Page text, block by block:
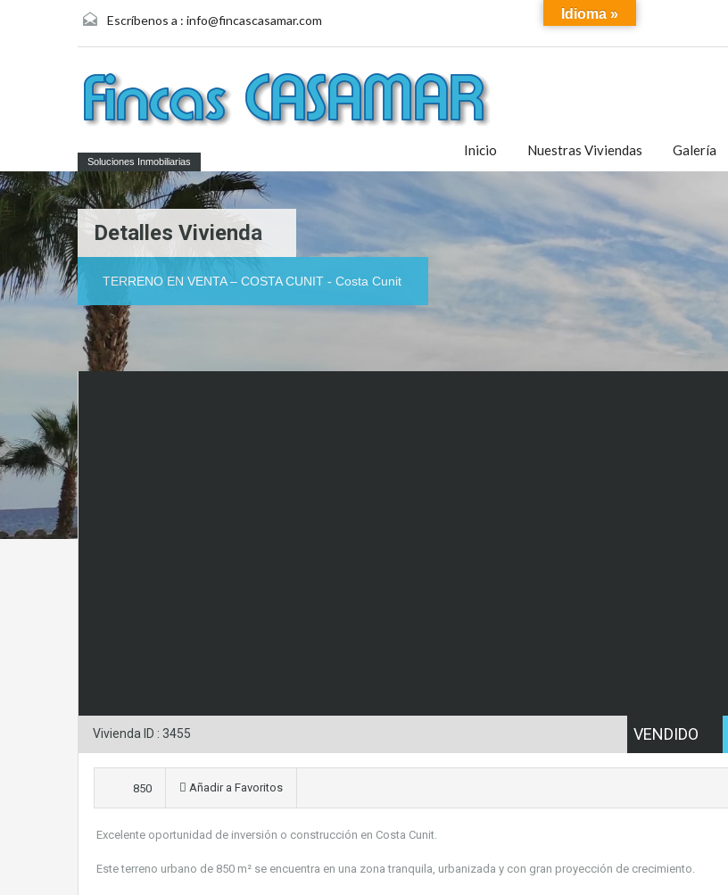
Escríbenos a : info@fincascasamar.com
Soluciones Inmobiliarias
Inicio Nuestras Viviendas Galería
Detalles Vivienda
TERRENO EN VENTA – COSTA CUNIT - Costa Cunit
Vivienda ID : 3455 VENDIDO
850 Añadir a Favoritos
Excelente oportunidad de inversión o construcción en Costa Cunit.
Este terreno urbano de 850 m² se encuentra en una zona tranquila, urbanizada y con gran proyección de crecimiento.
Idioma »